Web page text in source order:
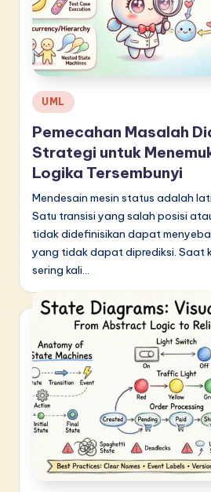
n
d
o
n
e
si
a
n
-
L
a
t
s
t
in
A
Posted
in
UML
Pemecahan Masalah
Strategi untuk
Logika Tersembunyi
Mendesain mesin status adalah
Satu transisi yang salah posisi
tidak didefinisikan dapat
yang tidak dapat diprediksi. Saat
sering kali…